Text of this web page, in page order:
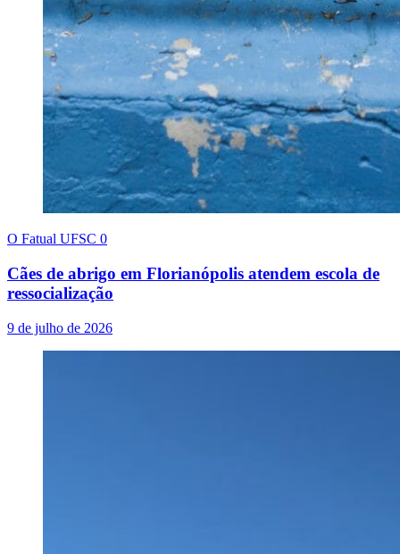
O Fatual UFSC 0
Cães de abrigo em Florianópolis atendem escola de
ressocialização
9 de julho de 2026